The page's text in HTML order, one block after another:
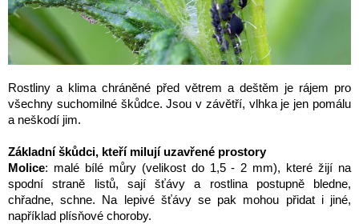
Rostliny a klima chráněné před větrem a deštěm je rájem pro
všechny suchomilné škůdce. Jsou v závětří, vlhka je jen pomálu
a neškodí jim.
Základní škůdci, kteří milují uzavřené prostory
Molice: malé bílé můry (velikost do 1,5 - 2 mm), které žijí na
spodní straně listů, sají šťávy a rostlina postupně bledne,
chřadne, schne. Na lepivé šťávy se pak mohou přidat i jiné,
například plísňové choroby.